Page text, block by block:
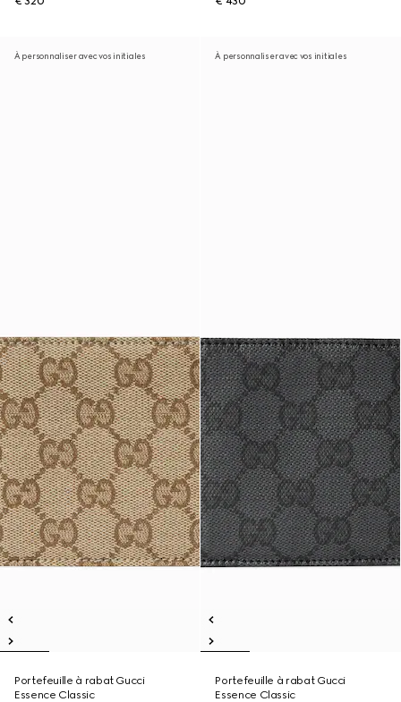
À personnaliser avec vos initiales
Portefeuille à rabat Gucci
Essence Classic
À personnaliser avec vos initiales
Portefeuille à rabat Gucci
Essence Classic